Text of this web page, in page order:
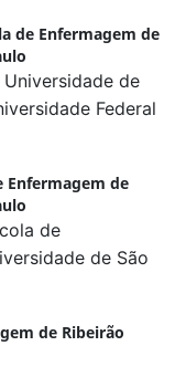
de Enfermagem de
de
Federal
Enfermagem de
de
de São
de Ribeirão